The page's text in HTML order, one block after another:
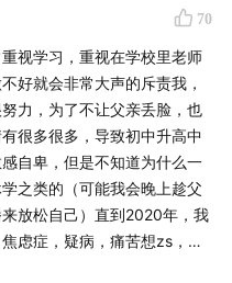
70
视学习，重视在学校里老师
好就会非常大声的斥责我，
力，为了不让父亲丢脸，也
很多很多，导致初中升高中
自卑，但是不知道为什么一
之类的（可能我会晚上趁父
放松自己）直到2020年，我
虑症，疑病，痛苦想zs，任
，我无法像以前那样继续工